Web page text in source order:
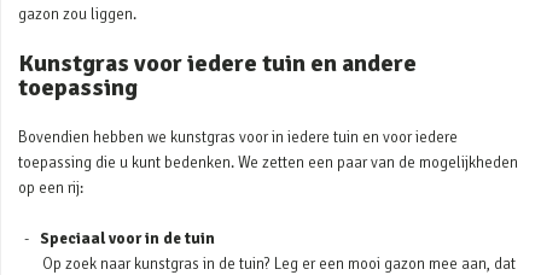
gazon zou liggen.
Kunstgras voor iedere tuin en andere
toepassing
Bovendien hebben we kunstgras voor in iedere tuin en voor iedere
toepassing die u kunt bedenken. We zetten een paar van de mogelijkheden
op een rij:
Speciaal voor in de tuin
Op zoek naar kunstgras in de tuin? Leg er een mooi gazon mee aan, dat